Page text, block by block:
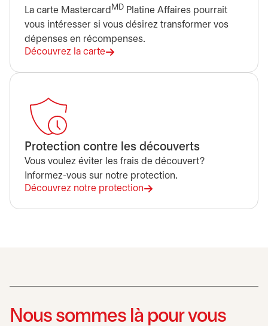
La carte Mastercard MD Platine Affaires pourrait
vous intéresser si vous désirez transformer vos
dépenses en récompenses.
Découvrez la carte
s’ouvre dans un nouvel onglet
Protection contre les découverts
Vous voulez éviter les frais de découvert?
Informez-vous sur notre protection.
Découvrez notre protection
s’ouvre dans un nouvel onglet
Nous sommes là pour vous